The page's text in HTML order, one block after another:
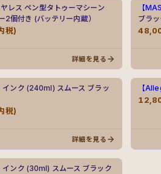
レス ペン型タトゥーマシーン
2個付き (バッテリー内蔵）
税)
詳細を見る
【
ブラ
インク (240ml) スムース ブラッ
税)
詳細を見る
【
インク (30ml) スムース ブラック